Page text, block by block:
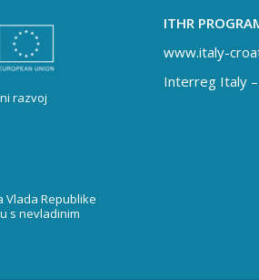
razvoj
Republike
s nevladinim
ITHR
www.italy-
Interreg Italy